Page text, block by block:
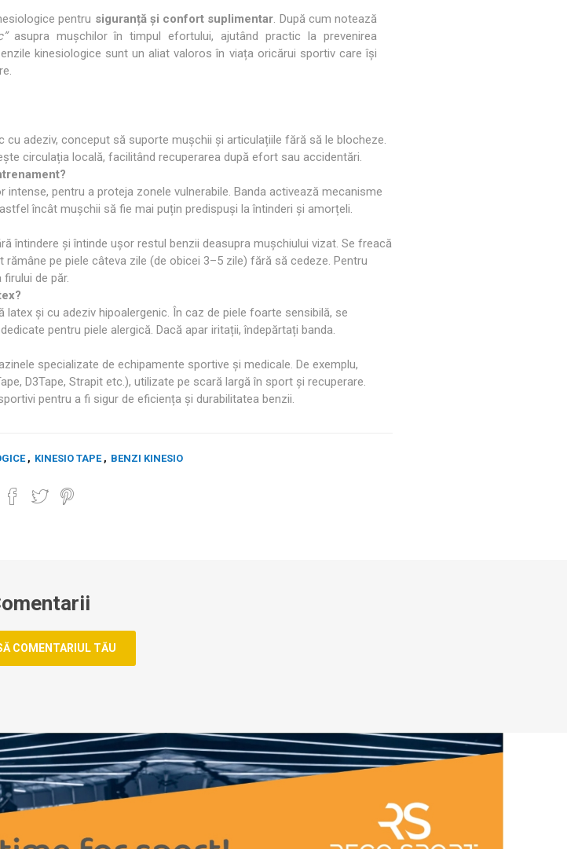
pentru siguranță și confort suplimentar. După cum notează
asupra mușchilor în timpul efortului, ajutând practic la prevenirea
kinesiologice sunt un aliat valoros în viața oricărui sportiv care își
adeziv, conceput să suporte mușchii și articulațiile fără să le blocheze.
circulația locală, facilitând recuperarea după efort sau accidentări.
pentru a proteja zonele vulnerabile. Banda activează mecanisme
încât mușchii să fie mai puțin predispuși la întinderi și amorțeli.
întindere și întinde ușor restul benzii deasupra mușchiului vizat. Se freacă
pe piele câteva zile (de obicei 3–5 zile) fără să cedeze. Pentru
de păr.
și cu adeziv hipoalergenic. În caz de piele foarte sensibilă, se
pentru piele alergică. Dacă apar iritații, îndepărtați banda.
specializate de echipamente sportive și medicale. De exemplu,
D3Tape, Strapit etc.), utilizate pe scară largă în sport și recuperare.
pentru a fi sigur de eficiența și durabilitatea benzii.
, KINESIO TAPE , BENZI KINESIO
COMENTARIUL TĂU